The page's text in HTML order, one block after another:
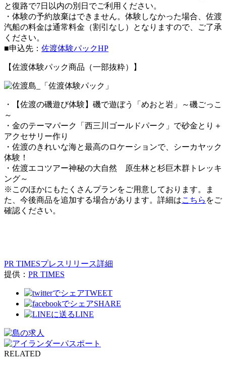
と復路で7日以内の別日でご利用ください。
・体験の予約放棄はできません。体験しなかった場合、佐渡
汽船の料金は通常料金（割引なし）となりますので、ご了承
ください。
■申込先： 佐渡体験パックHP
【佐渡体験パック商品（一部抜粋）】
・【佐渡の磯遊び体験】磯で遊ぼう「めおと岩」～磯ごっこ
～
・金のテーマパーク「西三川ゴールドパーク」で砂金とり＋
アクセサリー作り
・佐渡のきれいな海と最高のロケーションで、シーカヤック
体験！
・佐渡エコツアー神秘の大自然 原生林と杉巨木群トレッキ
ング～
※このほかにもたくさんプランをご用意しております。ま
た、今後商品を追加する場合があります。詳細はこちら をご
確認ください。
PR TIMESプレスリリース詳細
提供： PR TIMES
TWEET
SHARE
LINE
RELATED